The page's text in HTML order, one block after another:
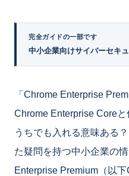
完全ガイドの一部です
中小企業向けサイバーセキ
「Chrome Enterprise
Chrome Enterprise Core
うちでも入れる意味ある
た疑問を持つ中小企業の
Enterprise Premium（以